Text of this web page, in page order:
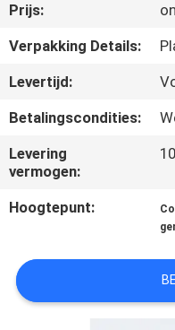
NEEM
CONTACT
MET
ONS
OP
NIEUWS
GEVALLEN
SITEMAP
Prijs:
Verpakking Details:
Levertijd:
Betalingscondities:
Levering
vermogen:
Hoogtepunt: